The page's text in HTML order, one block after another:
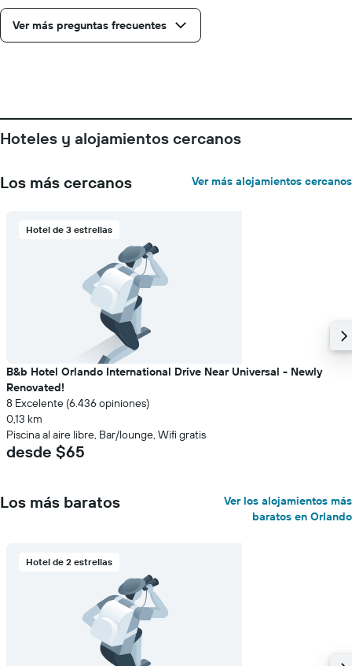
Ver más preguntas frecuentes
Hoteles y alojamientos cercanos
Los más cercanos Ver más alojamientos cercanos
Hotel de 3 estrellas
B&b Hotel Orlando International Drive Near Universal - Newly
Renovated!
8 Excelente (6.436 opiniones)
0,13 km
Piscina al aire libre, Bar/lounge, Wifi gratis
desde $65
Los más baratos
Ver los alojamientos más
baratos en Orlando
Hotel de 2 estrellas